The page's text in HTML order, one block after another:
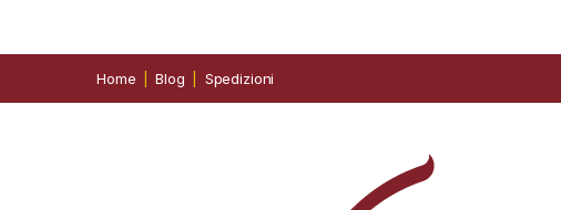
Home Blog Spedizioni